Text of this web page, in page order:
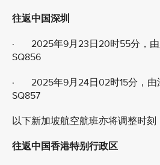
往返中国深圳
· 2025年9月23日20时55分，由
SQ856
· 2025年9月24日02时15分，由
SQ857
以下新加坡航空航班亦将调整时刻
往返中国香港特别行政区